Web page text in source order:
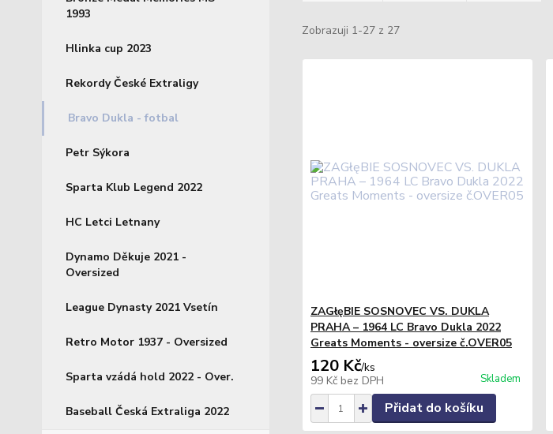
1993
Hlinka cup 2023
Rekordy České Extraligy
Bravo Dukla - fotbal
Petr Sýkora
Sparta Klub Legend 2022
HC Letci Letnany
Dynamo Děkuje 2021 -
Oversized
League Dynasty 2021 Vsetín
Retro Motor 1937 - Oversized
Sparta vzádá hold 2022 - Over.
Baseball Česká Extraliga 2022
Zobrazuji 1-27 z 27
ZAGłęBIE SOSNOVEC VS. DUKLA
PRAHA – 1964 LC Bravo Dukla 2022
Greats Moments - oversize č.OVER05
120 Kč/ks
99 Kč bez DPH Skladem
Přidat do košíku